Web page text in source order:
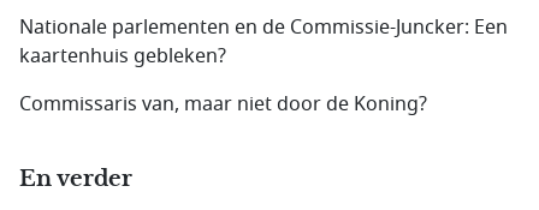
Nationale parlementen en de Commissie-Juncker: Een
kaartenhuis gebleken?
Commissaris van, maar niet door de Koning?
En verder